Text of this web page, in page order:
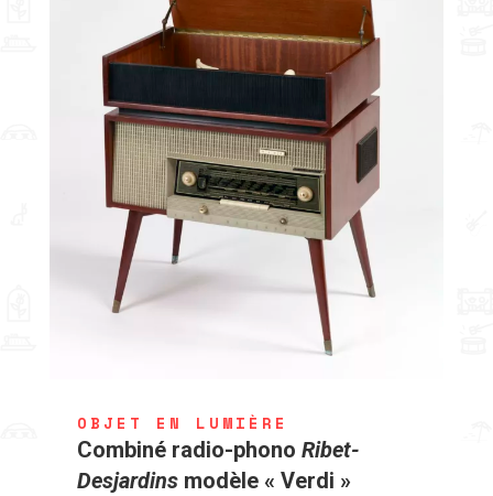
OBJET EN LUMIÈRE
Combiné radio-phono Ribet-
Desjardins modèle « Verdi »